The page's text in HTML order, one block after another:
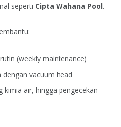
seperti Cipta Wahana Pool.
(weekly maintenance)
dengan vacuum head
kimia air, hingga pengecekan